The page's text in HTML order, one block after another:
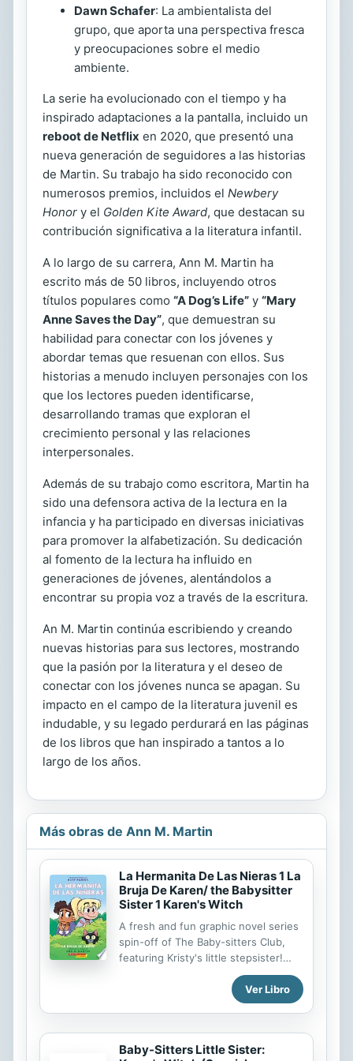
Dawn Schafer: La ambientalista del
grupo, que aporta una perspectiva fresca
y preocupaciones sobre el medio
ambiente.
La serie ha evolucionado con el tiempo y ha
inspirado adaptaciones a la pantalla, incluido un
reboot de Netflix en 2020, que presentó una
nueva generación de seguidores a las historias
de Martin. Su trabajo ha sido reconocido con
numerosos premios, incluidos el Newbery
Honor y el Golden Kite Award, que destacan su
contribución significativa a la literatura infantil.
A lo largo de su carrera, Ann M. Martin ha
escrito más de 50 libros, incluyendo otros
títulos populares como “A Dog’s Life” y “Mary
Anne Saves the Day”, que demuestran su
habilidad para conectar con los jóvenes y
abordar temas que resuenan con ellos. Sus
historias a menudo incluyen personajes con los
que los lectores pueden identificarse,
desarrollando tramas que exploran el
crecimiento personal y las relaciones
interpersonales.
Además de su trabajo como escritora, Martin ha
sido una defensora activa de la lectura en la
infancia y ha participado en diversas iniciativas
para promover la alfabetización. Su dedicación
al fomento de la lectura ha influido en
generaciones de jóvenes, alentándolos a
encontrar su propia voz a través de la escritura.
An M. Martin continúa escribiendo y creando
nuevas historias para sus lectores, mostrando
que la pasión por la literatura y el deseo de
conectar con los jóvenes nunca se apagan. Su
impacto en el campo de la literatura juvenil es
indudable, y su legado perdurará en las páginas
de los libros que han inspirado a tantos a lo
largo de los años.
Más obras de Ann M. Martin
La Hermanita De Las Nieras 1 La
Bruja De Karen/ the Babysitter
Sister 1 Karen's Witch
A fresh and fun graphic novel series
spin-off of The Baby-sitters Club,
featuring Kristy's little stepsister!
Karen Brewer vive al lado de la Sra.
Porter, quien usa vestidos largos y
tiene el cabello gris y salvaje. La Sra.
Medianoche y siempre está
trabajando en su jardín. Karen no
Ver Libro
Baby-Sitters Little Sister: